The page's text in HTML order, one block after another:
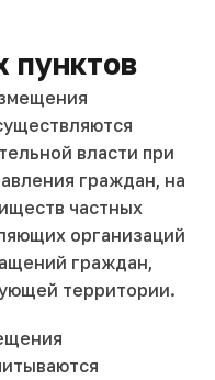
пунктов
власти при
граждан, на
частных
организаций
граждан,
территории.